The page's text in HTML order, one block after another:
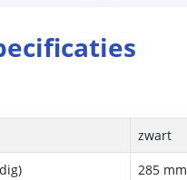
zwart
285 mm